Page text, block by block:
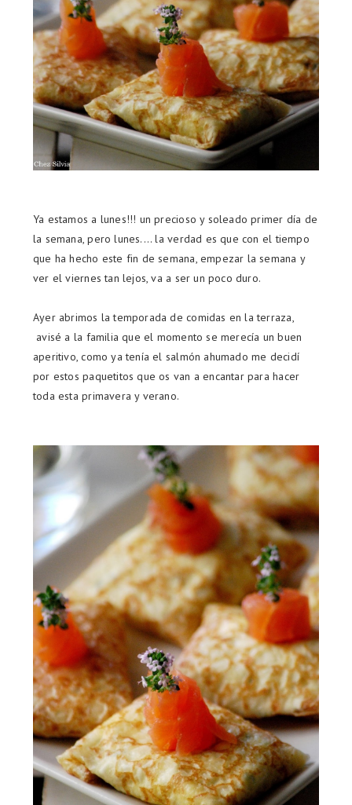
Ya estamos a lunes!!! un precioso y soleado primer día de
la semana, pero lunes.... la verdad es que con el tiempo
que ha hecho este fin de semana, empezar la semana y
ver el viernes tan lejos, va a ser un poco duro.
Ayer abrimos la temporada de comidas en la terraza,
avisé a la familia que el momento se merecía un buen
aperitivo, como ya tenía el salmón ahumado me decidí
por estos paquetitos que os van a encantar para hacer
toda esta primavera y verano.